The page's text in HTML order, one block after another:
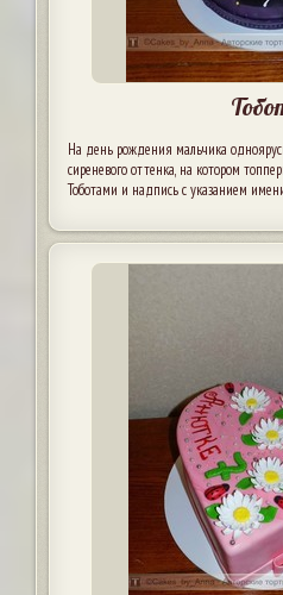
На день рождения мальчика
сиреневого оттенка, на котором
Тоботами и надпись с указанием